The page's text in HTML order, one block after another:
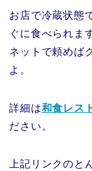
お店で冷蔵状態
ぐに食べられま
ネットで頼めば
よ。
詳細は和食レス
ださい。
上記リンクのと